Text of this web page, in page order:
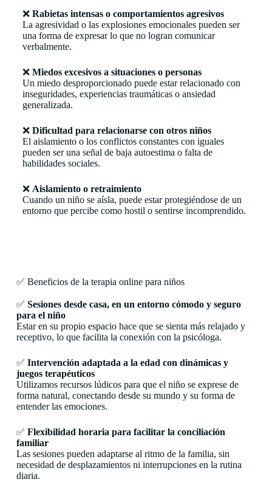
❌ Rabietas intensas o comportamientos agresivos
La agresividad o las explosiones emocionales pueden ser
una forma de expresar lo que no logran comunicar
verbalmente.
❌ Miedos excesivos a situaciones o personas
Un miedo desproporcionado puede estar relacionado con
inseguridades, experiencias traumáticas o ansiedad
generalizada.
❌ Dificultad para relacionarse con otros niños
El aislamiento o los conflictos constantes con iguales
pueden ser una señal de baja autoestima o falta de
habilidades sociales.
❌ Aislamiento o retraimiento
Cuando un niño se aísla, puede estar protegiéndose de un
entorno que percibe como hostil o sentirse incomprendido.
✅ Beneficios de la terapia online para niños
✅ Sesiones desde casa, en un entorno cómodo y seguro
para el niño
Estar en su propio espacio hace que se sienta más relajado y
receptivo, lo que facilita la conexión con la psicóloga.
✅ Intervención adaptada a la edad con dinámicas y
juegos terapéuticos
Utilizamos recursos lúdicos para que el niño se exprese de
forma natural, conectando desde su mundo y su forma de
entender las emociones.
✅ Flexibilidad horaria para facilitar la conciliación
familiar
Las sesiones pueden adaptarse al ritmo de la familia, sin
necesidad de desplazamientos ni interrupciones en la rutina
diaria.